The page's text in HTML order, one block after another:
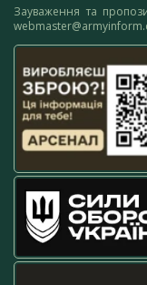
Зауваження та